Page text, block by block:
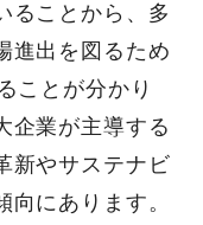
ることから、多
進出を図るため
ことが分かり
企業が主導する
新やサステナビ
向にあります。